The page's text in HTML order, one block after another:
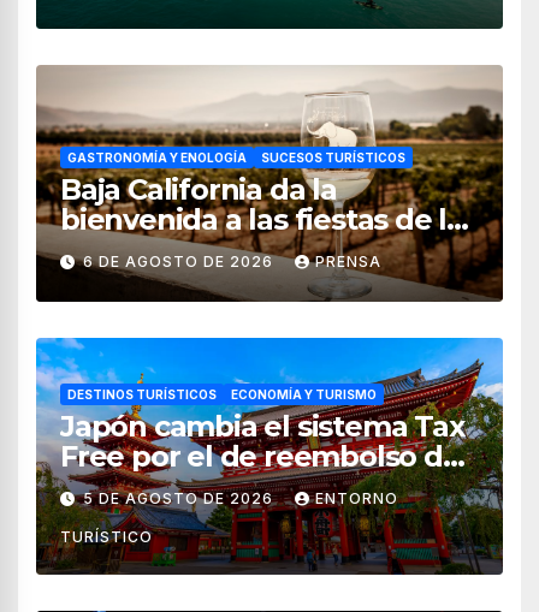
GASTRONOMÍA Y ENOLOGÍA SUCESOS TURÍSTICOS
Baja California da la
bienvenida a las fiestas de la
vendimia 2026
6 DE AGOSTO DE 2026 PRENSA
DESTINOS TURÍSTICOS ECONOMÍA Y TURISMO
Japón cambia el sistema Tax
Free por el de reembolso de
impuestos desde noviembre
de 2026
5 DE AGOSTO DE 2026 ENTORNO
TURÍSTICO